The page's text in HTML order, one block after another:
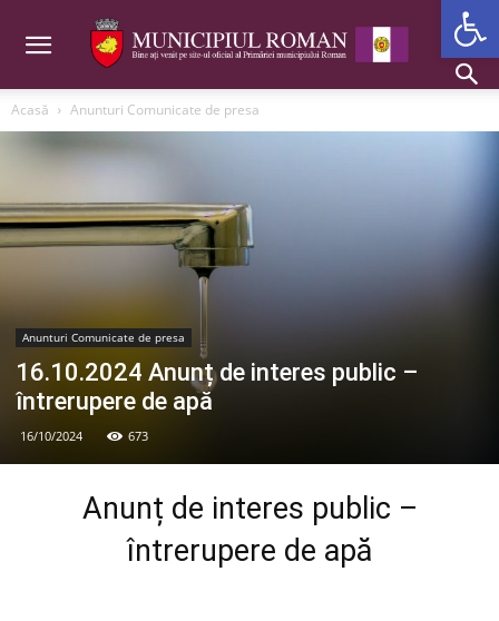
Acasă Anunturi Comunicate de presa
Anunturi Comunicate de presa
16.10.2024 Anunț de interes public –
întrerupere de apă
16/10/2024 673
Anunț de interes public –
întrerupere de apă